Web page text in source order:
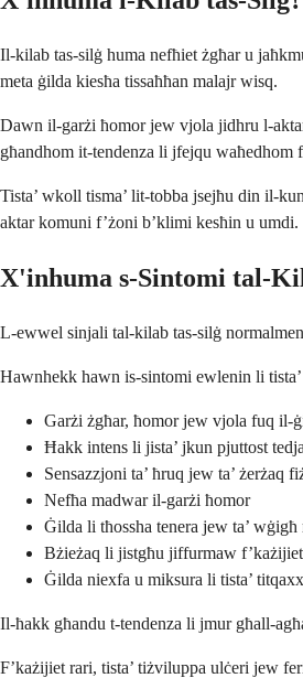
Il-kilab tas-silġ huma nefħiet żgħar u
meta ġilda kiesħa tissaħħan malajr wisq.
Dawn il-garżi ħomor jew vjola jidhru l-
għandhom it-tendenza li jfejqu waħedhom
Tista’ wkoll tisma’ lit-tobba jsejħu din il-
aktar komuni f’żoni b’klimi kesħin u umdi.
X'inhuma s-Sintomi tal-
L-ewwel sinjali tal-kilab tas-silġ
Hawnhekk hawn is-sintomi ewlenin li
Garżi żgħar, ħomor jew vjola fuq il-
Ħakk intens li jista’ jkun pjuttost
Sensazzjoni ta’ ħruq jew ta’ żerżaq
Nefħa madwar il-garżi ħomor
Ġilda li tħossha tenera jew ta’ wġigħ
Bżieżaq li jistgħu jiffurmaw
Ġilda niexfa u miksura li tista’
Il-ħakk għandu t-tendenza li jmur għall-
F’każijiet rari, tista’ tiżviluppa ulċeri jew